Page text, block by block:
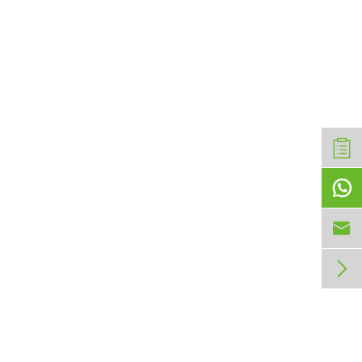


